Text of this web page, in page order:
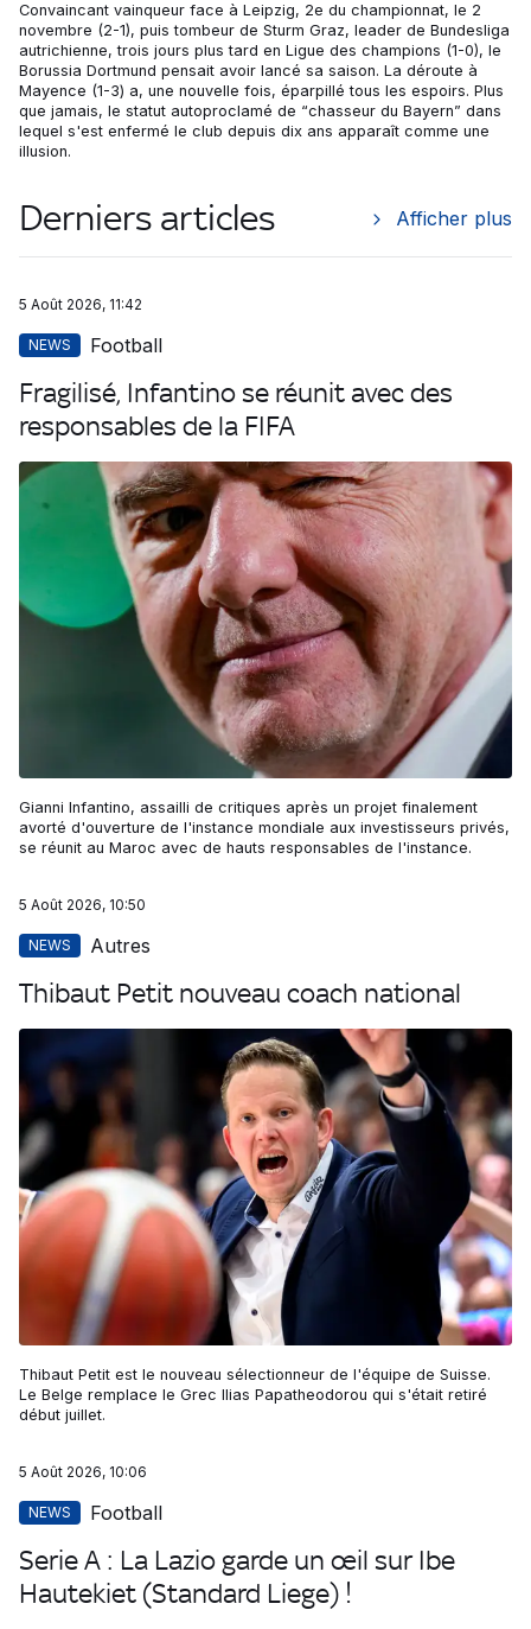
Convaincant vainqueur face à Leipzig, 2e du championnat, le 2
novembre (2-1), puis tombeur de Sturm Graz, leader de Bundesliga
autrichienne, trois jours plus tard en Ligue des champions (1-0), le
Borussia Dortmund pensait avoir lancé sa saison. La déroute à
Mayence (1-3) a, une nouvelle fois, éparpillé tous les espoirs. Plus
que jamais, le statut autoproclamé de “chasseur du Bayern” dans
lequel s'est enfermé le club depuis dix ans apparaît comme une
illusion.
Derniers articles Afficher plus
5 Août 2026, 11:42
NEWS Football
Fragilisé, Infantino se réunit avec des
responsables de la FIFA
Gianni Infantino, assailli de critiques après un projet finalement
avorté d'ouverture de l'instance mondiale aux investisseurs privés,
se réunit au Maroc avec de hauts responsables de l'instance.
5 Août 2026, 10:50
NEWS Autres
Thibaut Petit nouveau coach national
Thibaut Petit est le nouveau sélectionneur de l'équipe de Suisse.
Le Belge remplace le Grec Ilias Papatheodorou qui s'était retiré
début juillet.
5 Août 2026, 10:06
NEWS Football
Serie A : La Lazio garde un œil sur Ibe
Hautekiet (Standard Liege) !